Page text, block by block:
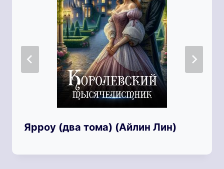
Ярроу (два тома) (Айлин Лин)